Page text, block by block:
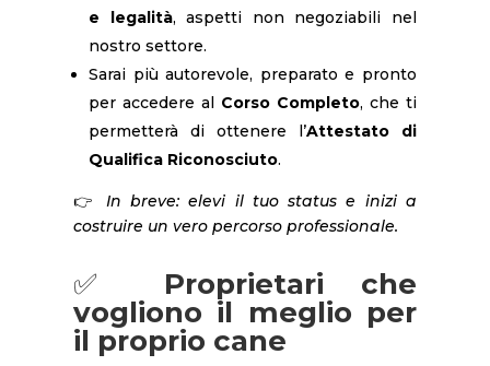
e legalità, aspetti non negoziabili nel
nostro settore.
Sarai più autorevole, preparato e pronto
per accedere al Corso Completo, che ti
permetterà di ottenere l’Attestato di
Qualifica Riconosciuto.
👉 In breve: elevi il tuo status e inizi a
costruire un vero percorso professionale.
✅ Proprietari che
vogliono il meglio per
il proprio cane